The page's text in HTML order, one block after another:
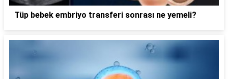
Tüp bebek embriyo transferi sonrası ne yemeli?